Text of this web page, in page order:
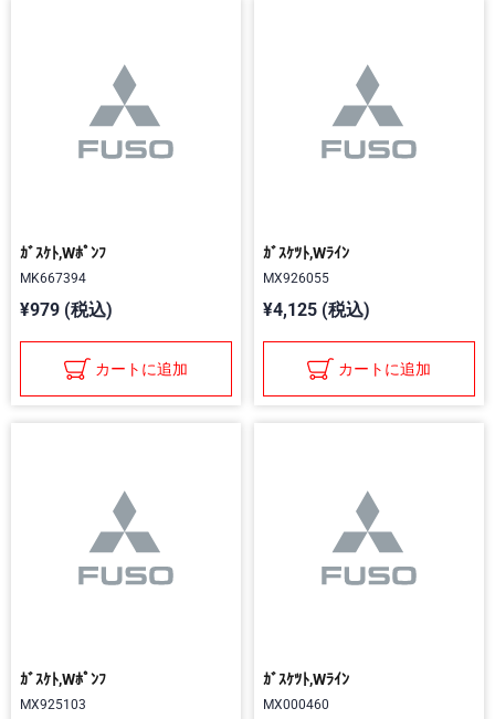
ｶﾞｽｹﾄ,Wﾎﾟﾝﾌ
MK667394
¥979 (税込)
カートに追加
ｶﾞｽｹﾂﾄ,Wﾗｲﾝ
MX926055
¥4,125 (税込)
カートに追加
ｶﾞｽｹﾄ,Wﾎﾟﾝﾌ
MX925103
ｶﾞｽｹﾂﾄ,Wﾗｲﾝ
MX000460